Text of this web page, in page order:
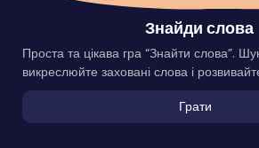
Знайди слова
Проста та цікава гра “Знайти слова”.
викреслюйте заховані слова і
Грати